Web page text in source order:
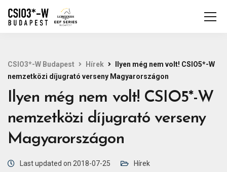
CSIO3*-W Budapest Hírek
Ilyen még nem volt! CSIO5*-W
nemzetközi díjugrató verseny Magyarországon
Ilyen még nem volt! CSIO5*-W
nemzetközi díjugrató verseny
Magyarországon
Last updated on 2018-07-25 Hírek